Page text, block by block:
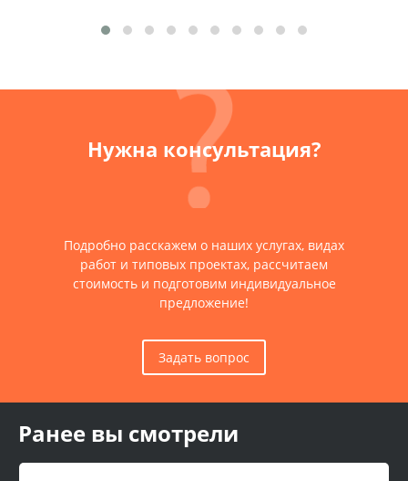
Нужна консультация?
Подробно расскажем о наших услугах, видах
работ и типовых проектах, рассчитаем
стоимость и подготовим индивидуальное
предложение!
Задать вопрос
Ранее вы смотрели